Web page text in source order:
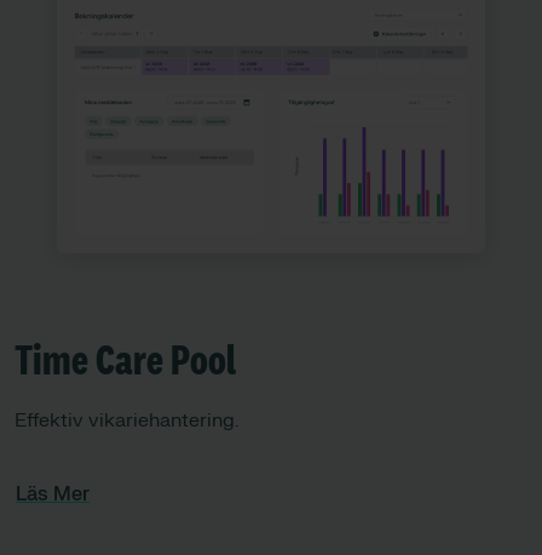
Time Care Pool
Effektiv vikariehantering.
Läs Mer